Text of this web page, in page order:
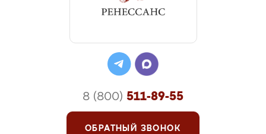
8 (800) 511-89-55
ОБРАТНЫЙ ЗВОНОК